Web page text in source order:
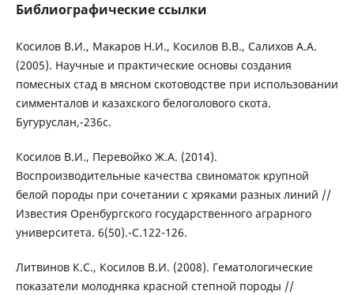
Библиографические ссылки
Косилов В.И., Макаров Н.И., Косилов В.В., Салихов А.А.
(2005). Научные и практические основы создания
помесных стад в мясном скотоводстве при использовании
симменталов и казахского белоголового скота.
Бугуруслан,-236с.
Косилов В.И., Перевойко Ж.А. (2014).
Воспроизводительные качества свиноматок крупной
белой породы при сочетании с хряками разных линий //
Известия Оренбургского государственного аграрного
университета. 6(50).-С.122-126.
Литвинов К.С., Косилов В.И. (2008). Гематологические
показатели молодняка красной степной породы //